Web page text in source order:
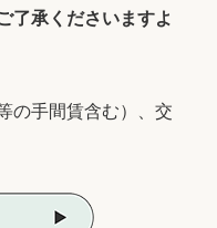
了承くださいますよ
の手間賃含む）、交